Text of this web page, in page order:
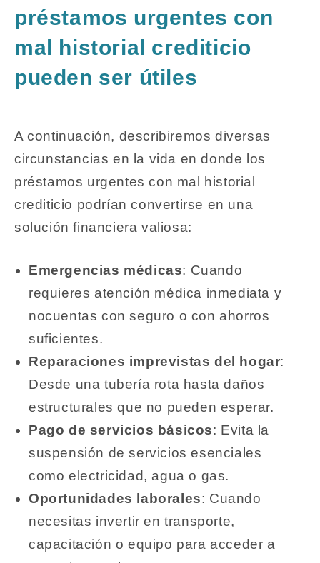
préstamos urgentes con
mal historial crediticio
pueden ser útiles
A continuación, describiremos diversas
circunstancias en la vida en donde los
préstamos urgentes con mal historial
crediticio podrían convertirse en una
solución financiera valiosa:
Emergencias médicas: Cuando
requieres atención médica inmediata y
nocuentas con seguro o con ahorros
suficientes.
Reparaciones imprevistas del hogar:
Desde una tubería rota hasta daños
estructurales que no pueden esperar.
Pago de servicios básicos: Evita la
suspensión de servicios esenciales
como electricidad, agua o gas.
Oportunidades laborales: Cuando
necesitas invertir en transporte,
capacitación o equipo para acceder a